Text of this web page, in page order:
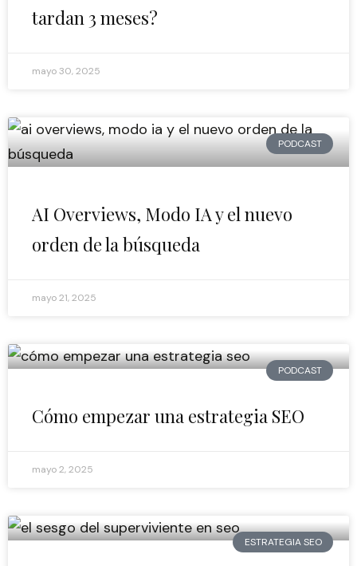
tardan 3 meses?
mayo 30, 2025
PODCAST
AI Overviews, Modo IA y el nuevo
orden de la búsqueda
mayo 21, 2025
PODCAST
Cómo empezar una estrategia SEO
mayo 2, 2025
ESTRATEGIA SEO